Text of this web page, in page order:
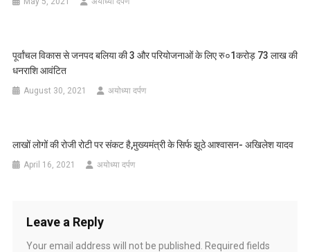
पूर्वांचल विकास से जनपद बलिया की 3 और परियोजनाओं के लिए रु०1करोड़ 73 लाख की
धनराशि आवंटित
August 30, 2021 अयोध्या दर्पण
लाखों लोगों की रोजी रोटी पर संकट है,मुख्यमंत्री के सिर्फ झूठे आश्वासन- अखिलेश यादव
April 16, 2021 अयोध्या दर्पण
Leave a Reply
Your email address will not be published. Required fields